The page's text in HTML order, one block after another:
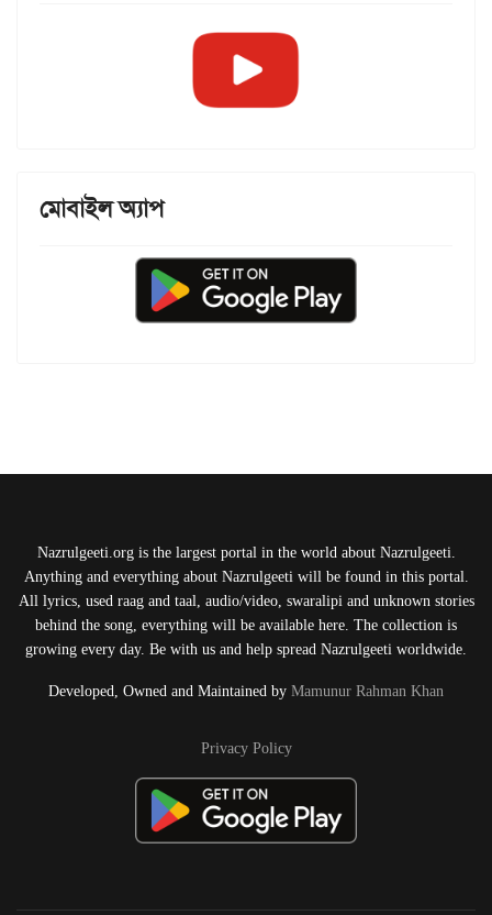
মোবাইল অ্যাপ
Nazrulgeeti.org is the largest portal in the world about Nazrulgeeti.
Anything and everything about Nazrulgeeti will be found in this portal.
All lyrics, used raag and taal, audio/video, swaralipi and unknown stories
behind the song, everything will be available here. The collection is
growing every day. Be with us and help spread Nazrulgeeti worldwide.
Developed, Owned and Maintained by Mamunur Rahman Khan
Privacy Policy